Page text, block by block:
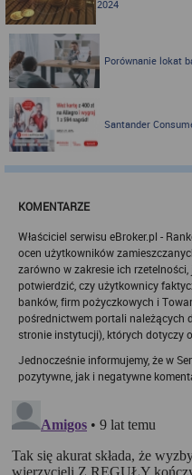
2024
Porównanie lokat
Santander
KOMENTARZE
Właściciel serwisu eBroker.pl -
ocen użytkowników
zarówno w zakresie ich
potwierdzić, czy użytkownicy
banków, firm pożyczkowych i
pośrednictwem portali należących
stronie instytucji), których dotyczy
Jednocześnie informujemy, że w
pozytywne, jak i negatywne
Zasady wykorzystania
użytkownika w ramach
ze stron internetowych i
Każdy użytkownik
zapoznanie się z
informacjami.
Rankomat używa na
technologii cookies (tj.
innych podobnych
sposobie korzystania
internetowych.
informacji, które go dotyczą.
Pliki typu "cookies"
przez przeglądarkę
które mogą zawierać
komputera oraz unikalnego
pliku. Pliki te nie są
nich są odczytywane jedynie
plikom cookies strony
użytkownika, np. ulubione
identyfikują użytkownika
i nie są zbierane w ramach
plikach "cookies" można
ies.org/
cookies i inne